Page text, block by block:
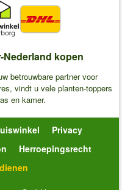
kopen
betrouwbare partner voor
vindt u vele planten-toppers
en kamer.
Privacy
Herroepingsrecht